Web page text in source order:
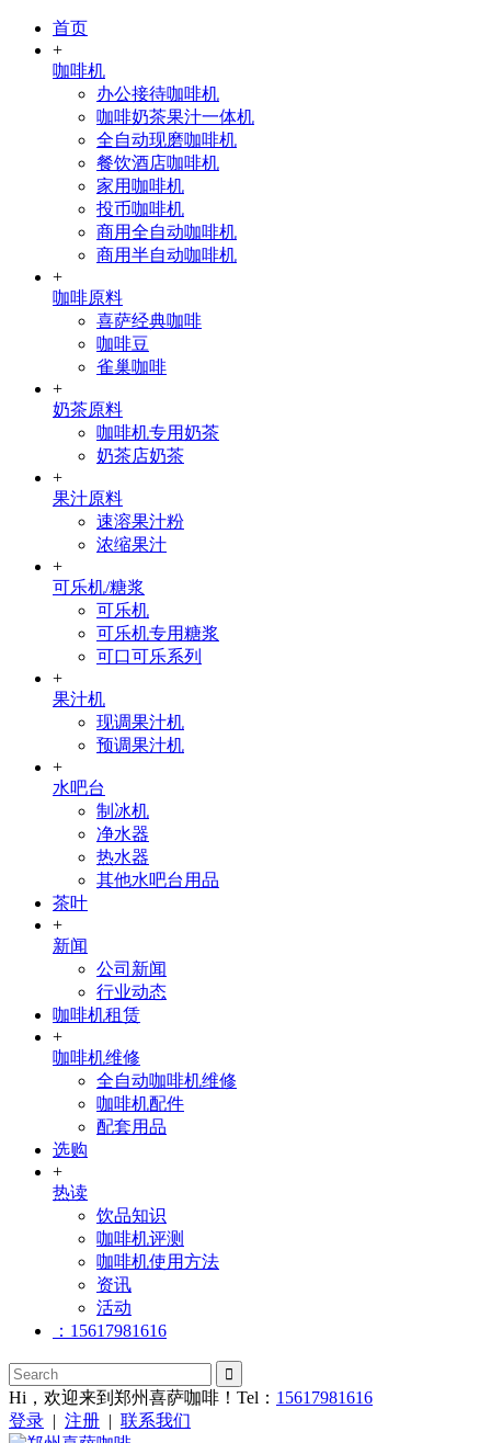
首页
+
咖啡机
办公接待咖啡机
咖啡奶茶果汁一体机
全自动现磨咖啡机
餐饮酒店咖啡机
家用咖啡机
投币咖啡机
商用全自动咖啡机
商用半自动咖啡机
+
咖啡原料
喜萨经典咖啡
咖啡豆
雀巢咖啡
+
奶茶原料
咖啡机专用奶茶
奶茶店奶茶
+
果汁原料
速溶果汁粉
浓缩果汁
+
可乐机/糖浆
可乐机
可乐机专用糖浆
可口可乐系列
+
果汁机
现调果汁机
预调果汁机
+
水吧台
制冰机
净水器
热水器
其他水吧台用品
茶叶
+
新闻
公司新闻
行业动态
咖啡机租赁
+
咖啡机维修
全自动咖啡机维修
咖啡机配件
配套用品
选购
+
热读
饮品知识
咖啡机评测
咖啡机使用方法
资讯
活动
：15617981616
Hi，欢迎来到郑州喜萨咖啡！Tel： 15617981616
登录 | 注册 | 联系我们